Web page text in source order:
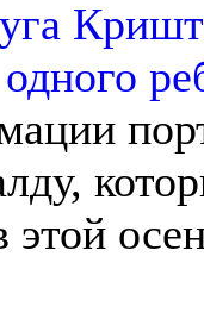
этой